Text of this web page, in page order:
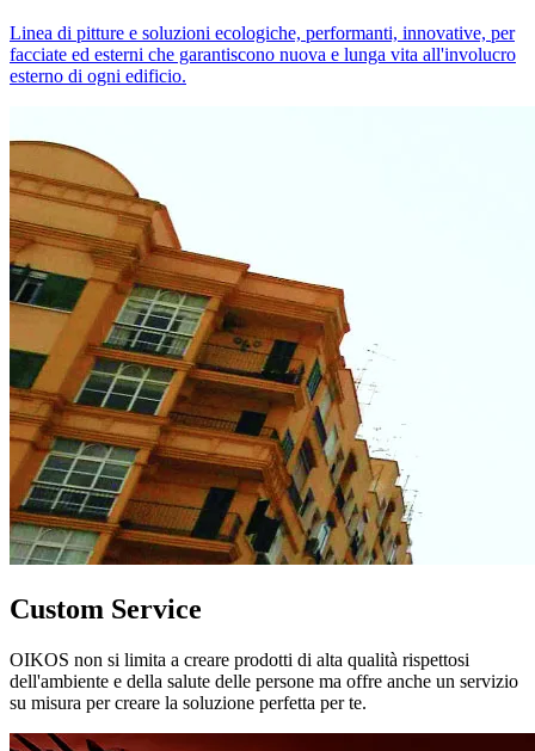
Linea di pitture e soluzioni ecologiche, performanti, innovative, per
facciate ed esterni che garantiscono nuova e lunga vita all'involucro
esterno di ogni edificio.
Custom Service
OIKOS non si limita a creare prodotti di alta qualità rispettosi
dell'ambiente e della salute delle persone ma offre anche un servizio
su misura per creare la soluzione perfetta per te.